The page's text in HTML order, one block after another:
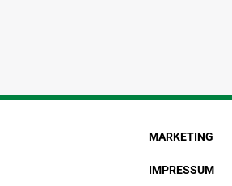
MARKETING
IMPRESSUM